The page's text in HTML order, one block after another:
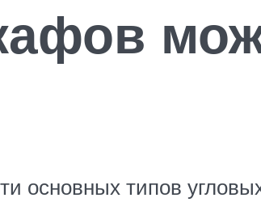
основных типов